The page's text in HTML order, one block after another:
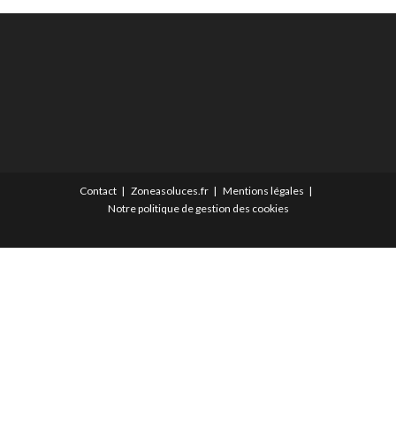
Contact Zoneasoluces.fr
Mentions légales
Notre politique de gestion des cookies